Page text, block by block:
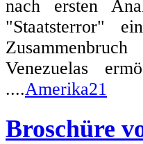
nach ersten
"Staatsterror"
Venezuelas
....Amerika21
Broschüre